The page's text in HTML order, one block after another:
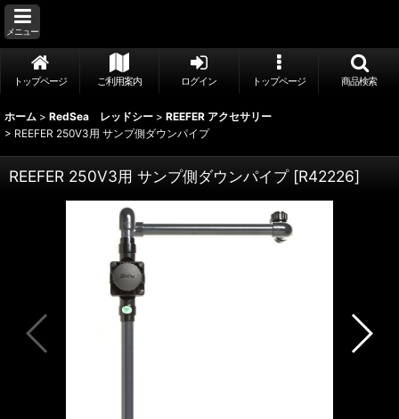
メニュー
トップページ ご利用案内 ログイン トップページ 商品検索
ホーム > RedSea レッドシー > REEFER アクセサリー
> REEFER 250V3用 サンプ側ダウンパイプ
REEFER 250V3用 サンプ側ダウンパイプ [R42226]